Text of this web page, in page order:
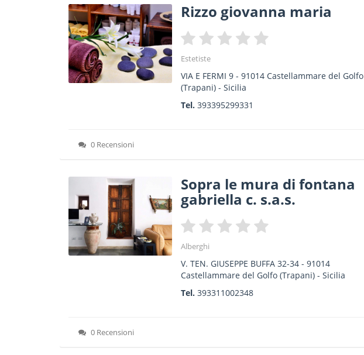
Rizzo giovanna maria
Estetiste
VIA E FERMI 9 -91014 Castellammare del Golfo
(Trapani) -Sicilia
Tel.393395299331
0 Recensioni
Sopra le mura di fontana
gabriella c. s.a.s.
Alberghi
V. TEN. GIUSEPPE BUFFA 32-34 -91014
Castellammare del Golfo (Trapani) -Sicilia
Tel.393311002348
0 Recensioni